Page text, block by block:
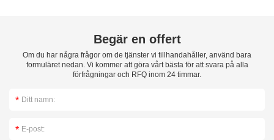
Begär en offert
Om du har några frågor om de tjänster vi tillhandahåller, använd bara
formuläret nedan. Vi kommer att göra vårt bästa för att svara på alla
förfrågningar och RFQ inom 24 timmar.